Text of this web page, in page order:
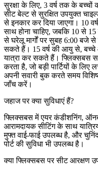
सुरक्षा के लिए, 3 वर्ष तक के बच्चों
सीट बेल्ट से सुरक्षित उपयुक्त
से इनकार कर दिया जाएगा। 10
साथ होना चाहिए, जबकि 10 से
से घरेलू मार्गों पर सुबह 6:00 बजे
सकते हैं। 15 वर्ष की आयु से,
यात्रा कर सकते हैं। फ्लिक्सबस
करता है, जो बड़ी पार्टियों के लिए
अपनी सवारी बुक करते समय
जाँच करें।
जहाज पर क्या सुविधाएं हैं?
फ्लिक्सबस में एयर कंडीशनिंग,
आरामदायक सीटिंग के साथ
मुफ्त वाई-फाई उपलब्ध है, और
पोर्ट की सुविधा भी उपलब्ध है।
क्या फ्लिक्सबस पर सीट आरक्षण